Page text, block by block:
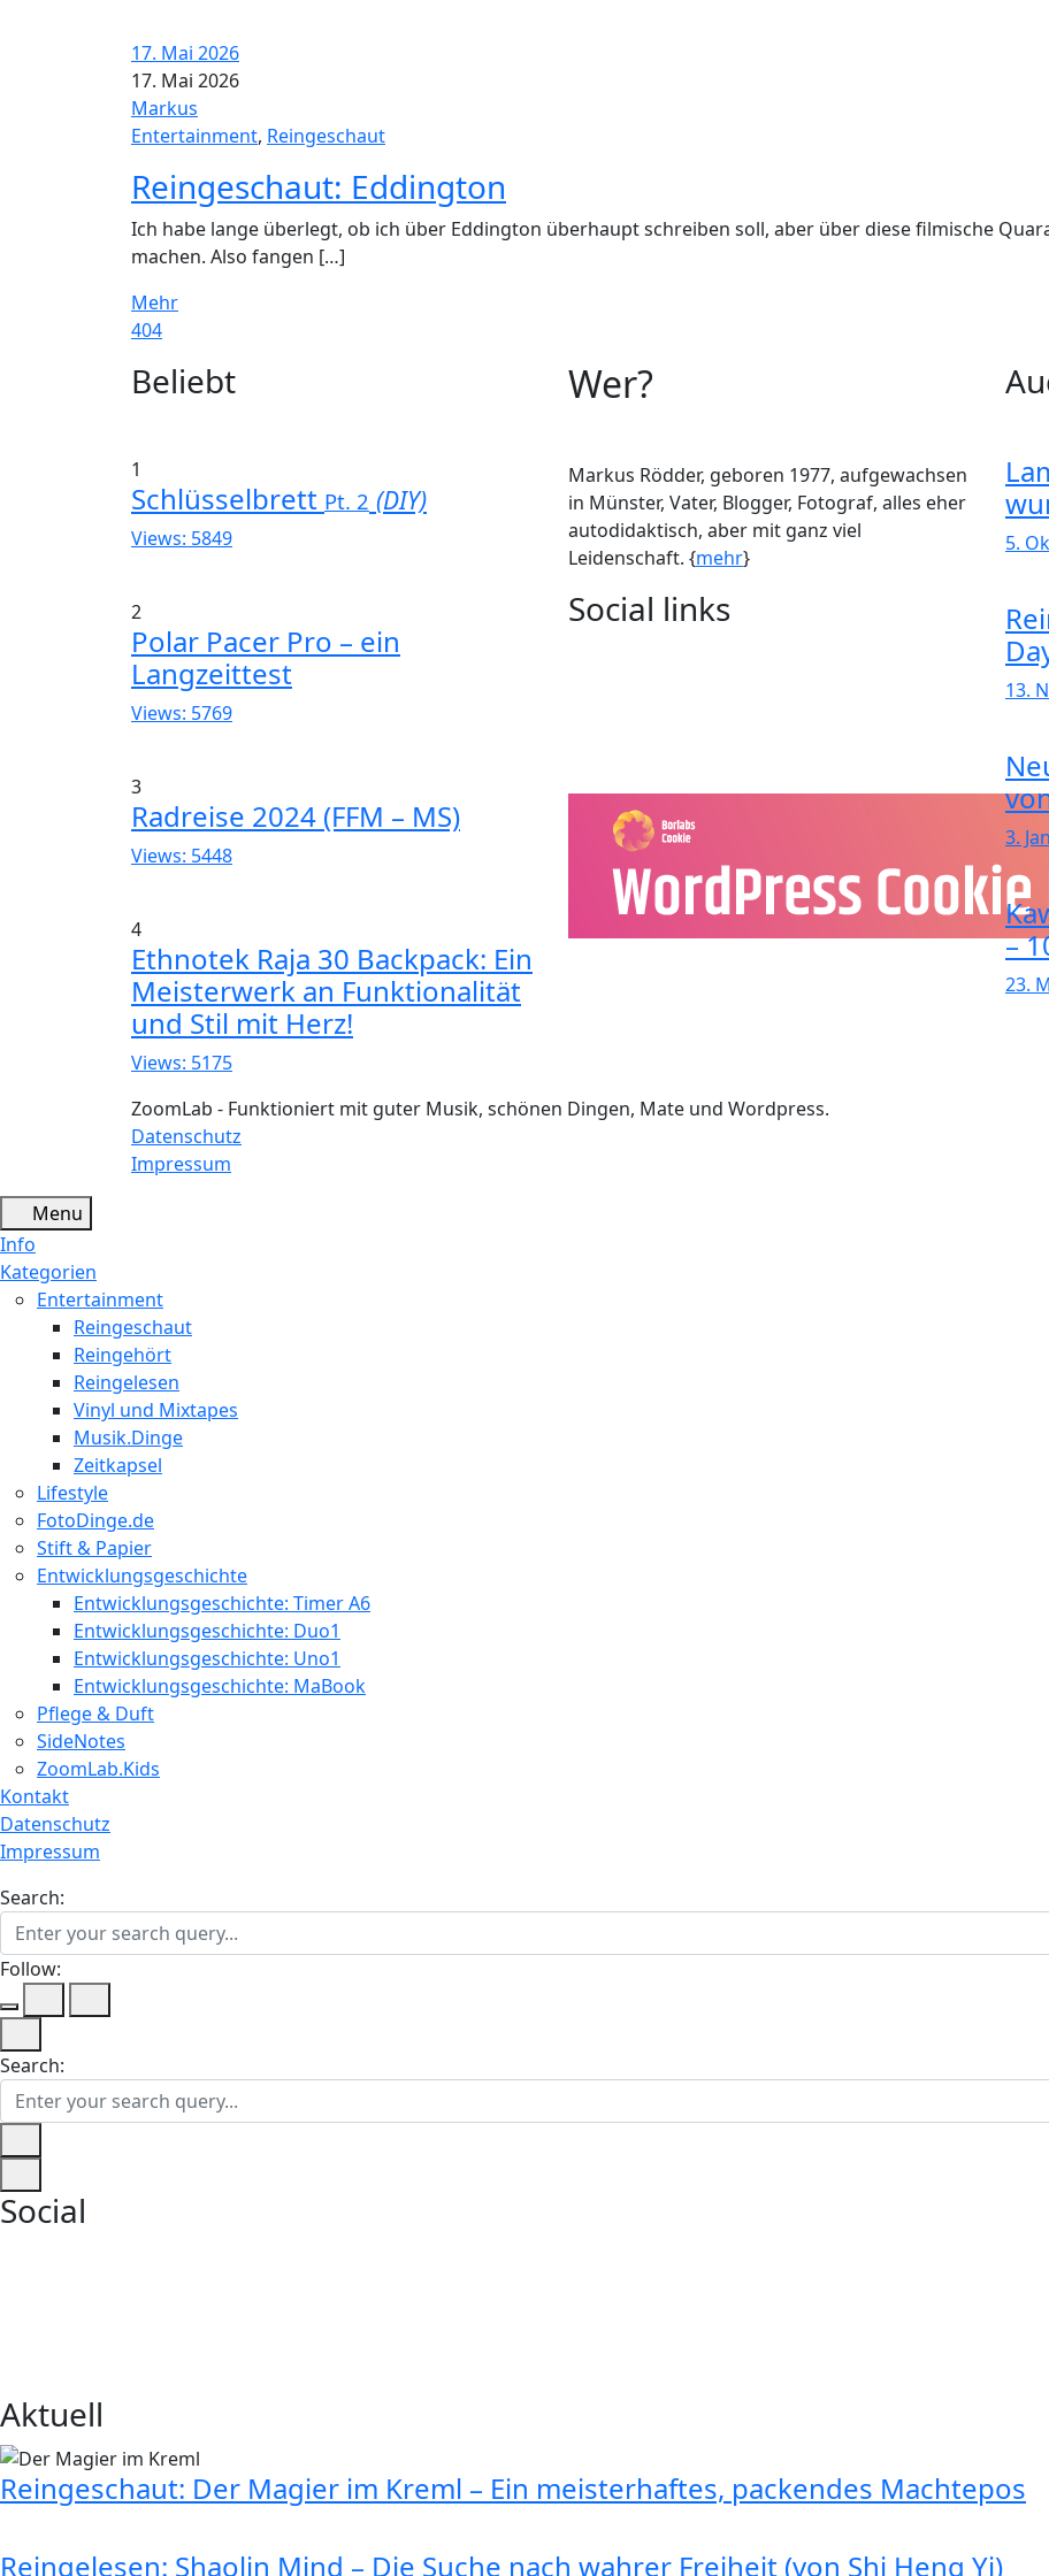
17. Mai 2026
17. Mai 2026
Markus
Entertainment, Reingeschaut
Reingeschaut: Eddington
Ich habe lange überlegt, ob ich über Eddington überhaupt schreiben soll, aber über diese filmische
machen. Also fangen […]
Mehr
404
WidgetsBeliebt
1
Schlüsselbrett Pt. 2 (DIY)
Views: 5849
2
Polar Pacer Pro – ein
Langzeittest
Views: 5769
3
Radreise 2024 (FFM – MS)
Views: 5448
4
Ethnotek Raja 30 Backpack: Ein
Meisterwerk an Funktionalität
und Stil mit Herz!
Views: 5175
Wer?
Markus Rödder, geboren 1977, aufgewachsen
in Münster, Vater, Blogger, Fotograf, alles eher
autodidaktisch, aber mit ganz viel
Leidenschaft. {mehr}
Social links
5.
13.
3.
–
23.
ZoomLab - Funktioniert mit guter Musik, schönen Dingen, Mate und Wordpress.
Datenschutz
Impressum
Menu
Info
Kategorien
Entertainment
Reingeschaut
Reingehört
Reingelesen
Vinyl und Mixtapes
Musik.Dinge
Zeitkapsel
Lifestyle
FotoDinge.de
Stift & Papier
Entwicklungsgeschichte
Entwicklungsgeschichte: Timer A6
Entwicklungsgeschichte: Duo1
Entwicklungsgeschichte: Uno1
Entwicklungsgeschichte: MaBook
Pflege & Duft
SideNotes
ZoomLab.Kids
Kontakt
Datenschutz
Impressum
Search:
Follow:
Search:
Social
Aktuell
Reingeschaut: Der Magier im Kreml – Ein meisterhaftes, packendes Machtepos
Reingelesen: Shaolin Mind – Die Suche nach wahrer Freiheit (von Shi Heng Yi)